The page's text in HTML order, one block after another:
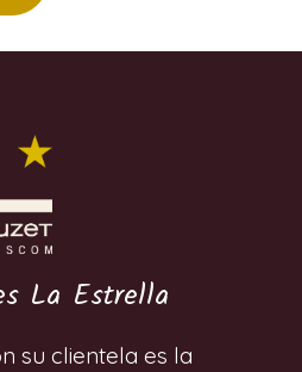
La Estrella
su clientela es la